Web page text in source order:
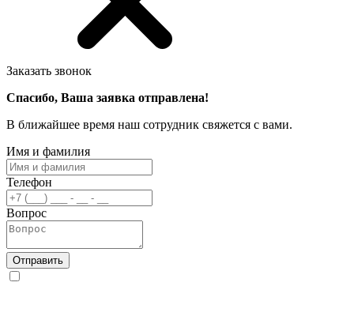
Заказать звонок
Спасибо, Ваша заявка отправлена!
В ближайшее время наш сотрудник свяжется с вами.
Имя и фамилия
Телефон
Вопрос
Отправить